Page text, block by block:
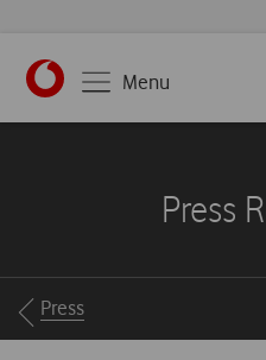
https://
Menu
Press
Breadcrumbs
Press